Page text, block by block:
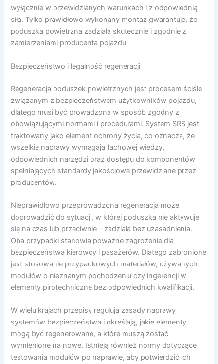
wyłącznie w przewidzianych warunkach i z odpowiednią
siłą. Tylko prawidłowo wykonany montaż gwarantuje, że
poduszka powietrzna zadziała skutecznie i zgodnie z
zamierzeniami producenta pojazdu.
Bezpieczeństwo i legalność regeneracji
Regeneracja poduszek powietrznych jest procesem ściśle
związanym z bezpieczeństwem użytkowników pojazdu,
dlatego musi być prowadzona w sposób zgodny z
obowiązującymi normami i procedurami. System SRS jest
traktowany jako element ochrony życia, co oznacza, że
wszelkie naprawy wymagają fachowej wiedzy,
odpowiednich narzędzi oraz dostępu do komponentów
spełniających standardy jakościowe przewidziane przez
producentów.
Nieprawidłowo przeprowadzona regeneracja może
doprowadzić do sytuacji, w której poduszka nie aktywuje
się na czas lub przeciwnie – zadziała bez uzasadnienia.
Oba przypadki stanowią poważne zagrożenie dla
bezpieczeństwa kierowcy i pasażerów. Dlatego zabronione
jest stosowanie przypadkowych materiałów, używanych
modułów o nieznanym pochodzeniu czy ingerencji w
elementy pirotechniczne bez odpowiednich kwalifikacji.
W wielu krajach przepisy regulują zasady naprawy
systemów bezpieczeństwa i określają, jakie elementy
mogą być regenerowane, a które muszą zostać
wymienione na nowe. Istnieją również normy dotyczące
testowania modułów po naprawie, aby potwierdzić ich